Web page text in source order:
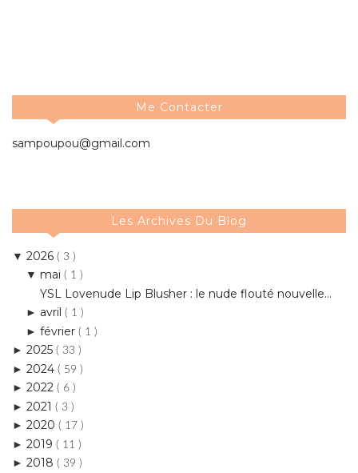
Me Contacter
sampoupou@gmail.com
Les Archives Du Blog
▼ 2026 ( 3 )
▼ mai ( 1 )
YSL Lovenude Lip Blusher : le nude flouté nouvelle...
► avril ( 1 )
► février ( 1 )
► 2025 ( 33 )
► 2024 ( 59 )
► 2022 ( 6 )
► 2021 ( 3 )
► 2020 ( 17 )
► 2019 ( 11 )
► 2018 ( 39 )